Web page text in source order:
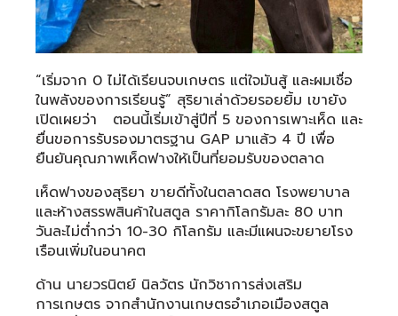
“เริ่มจาก 0 ไม่ได้เรียนจบเกษตร แต่ใจมันสู้ และผมเชื่อ
ในพลังของการเรียนรู้” สุริยาเล่าด้วยรอยยิ้ม เขายัง
เปิดเผยว่า ตอนนี้เริ่มเข้าสู่ปีที่ 5 ของการเพาะเห็ด และ
ยื่นขอการรับรองมาตรฐาน GAP มาแล้ว 4 ปี เพื่อ
ยืนยันคุณภาพเห็ดฟางให้เป็นที่ยอมรับของตลาด
เห็ดฟางของสุริยา ขายดีทั้งในตลาดสด โรงพยาบาล
และห้างสรรพสินค้าในสตูล ราคากิโลกรัมละ 80 บาท
วันละไม่ต่ำกว่า 10-30 กิโลกรัม และมีแผนจะขยายโรง
เรือนเพิ่มในอนาคต
ด้าน นายวรนิตย์ นิลวัตร นักวิชาการส่งเสริม
การเกษตร จากสำนักงานเกษตรอำเภอเมืองสตูล